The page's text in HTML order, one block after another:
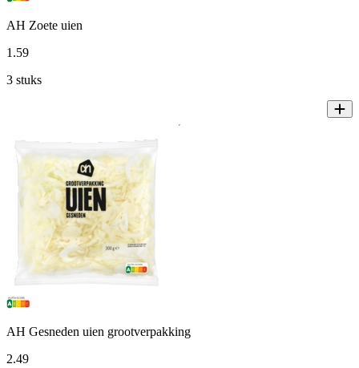
AH Zoete uien
1.59
3 stuks
AH Gesneden uien grootverpakking
2.49